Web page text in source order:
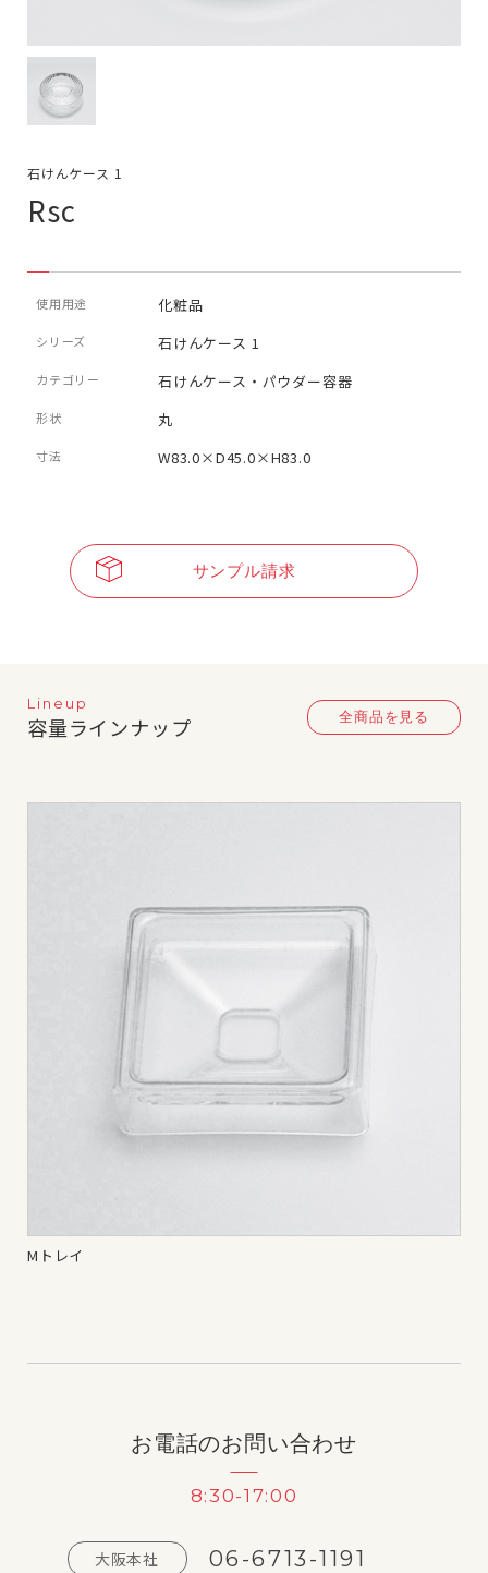
石けんケース 1
Rsc
使用用途 化粧品
シリーズ 石けんケース 1
カテゴリー 石けんケース・パウダー容器
形状 丸
寸法 W83.0×D45.0×H83.0
サンプル請求
Lineup
容量ラインナップ 全商品を見る
Mトレイ
お電話のお問い合わせ
8:30-17:00
大阪本社 06-6713-1191